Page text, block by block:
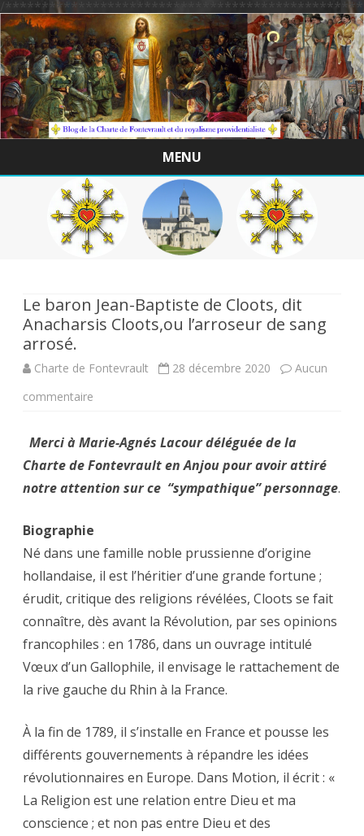
/
MENU
Skip
to
content
Le baron Jean-Baptiste de Cloots, dit
Anacharsis Cloots,ou l’arroseur de sang
arrosé.
Charte de Fontevrault 28 décembre 2020
Aucun
commentaire
baron
Jean-
de
dit
Anacharsis
Cloots,ou
l’arroseur
sang
Merci à Marie-Agnés Lacour déléguée de la
Charte de Fontevrault en Anjou pour avoir attiré
notre attention sur ce “sympathique” personnage.
Biographie
Né dans une famille noble prussienne d’origine
hollandaise, il est l’héritier d’une grande fortune ;
érudit, critique des religions révélées, Cloots se fait
connaître, dès avant la Révolution, par ses opinions
francophiles : en 1786, dans un ouvrage intitulé
Vœux d’un Gallophile, il envisage le rattachement de
la rive gauche du Rhin à la France.
À la fin de 1789, il s’installe en France et pousse les
différents gouvernements à répandre les idées
révolutionnaires en Europe. Dans Motion, il écrit : «
La Religion est une relation entre Dieu et ma
conscience ; et non pas entre Dieu et des